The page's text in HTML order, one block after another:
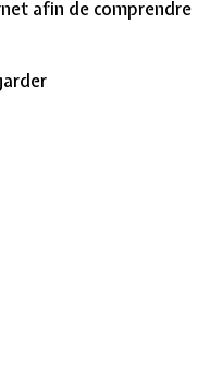
afin de comprendre